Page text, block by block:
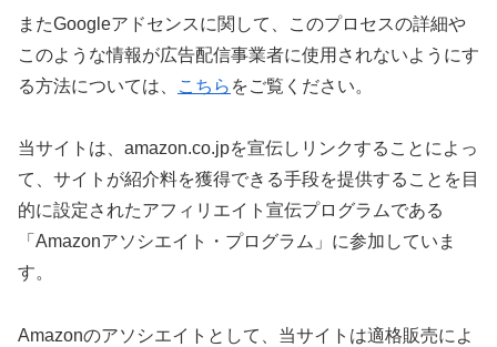
またGoogleアドセンスに関して、このプロセスの詳細や
このような情報が広告配信事業者に使用されないようにす
る方法については、
こちら をご覧ください。
当サイトは、amazon.co.jpを宣伝しリンクすることによっ
て、サイトが紹介料を獲得できる手段を提供することを目
的に設定されたアフィリエイト宣伝プログラムである
「Amazonアソシエイト・プログラム」に参加していま
す。
Amazonのアソシエイトとして、当サイトは適格販売によ